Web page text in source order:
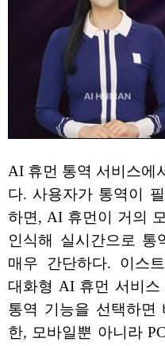
AI 휴먼 통역 서비스에
다. 사용자가 통역이
하면, AI 휴먼이 거의
인식해 실시간으로 통
매우 간단하다. 이스
대화형 AI 휴먼 서비
통역 기능을 선택하
한, 모바일뿐 아니라